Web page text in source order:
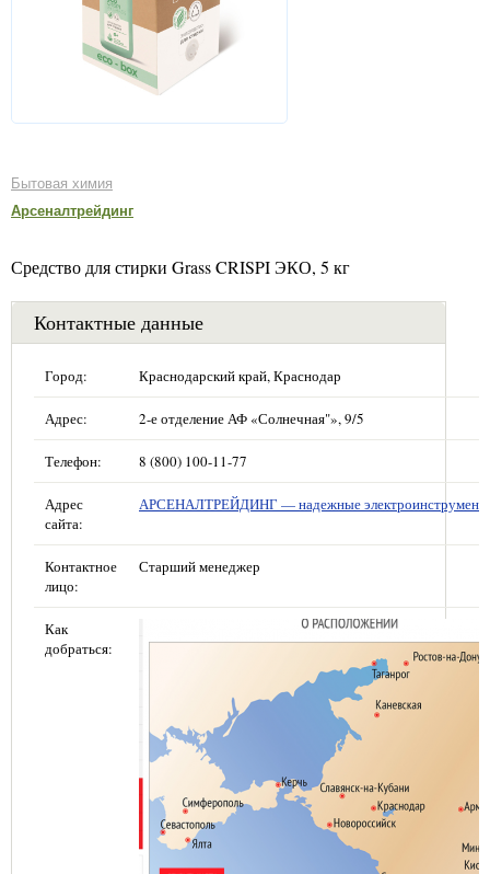
Бытовая химия
Арсеналтрейдинг
Средство для стирки Grass CRISPI ЭКО, 5 кг
Контактные данные
Город: Краснодарский край, Краснодар
Адрес: 2-е отделение АФ «Солнечная"», 9/5
Телефон: 8 (800) 100-11-77
Адрес
сайта:
АРСЕНАЛТРЕЙДИНГ — надежные
Контактное
лицо:
Старший менеджер
Как
добраться: